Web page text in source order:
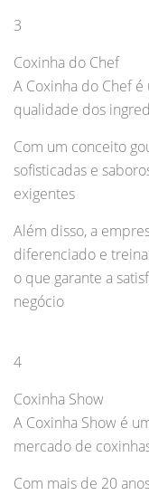
3
Coxinha do Chef
A Coxinha do Chef
qualidade dos
Com um conceito
sofisticadas e
exigentes
Além disso, a
diferenciado e
o que garante a
negócio
4
Coxinha Show
A Coxinha Show é
mercado de
Com mais de 20